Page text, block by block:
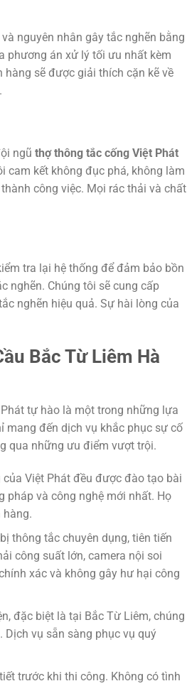
nguyên nhân gây tắc nghẽn bằng
phương án xử lý tối ưu nhất kèm
hàng sẽ được giải thích cặn kẽ về
ngũ thợ thông tắc cống Việt Phát
cam kết không đục phá, không làm
công việc. Mọi rác thải và chất
tra lại hệ thống để đảm bảo bồn
nghẽn. Chúng tôi sẽ cung cấp
nghẽn hiệu quả. Sự hài lòng của
Bắc Từ Liêm Hà
tự hào là một trong những lựa
mang đến dịch vụ khắc phục sự cố
qua những ưu điểm vượt trội.
Việt Phát đều được đào tạo bài
pháp và công nghệ mới nhất. Họ
hàng.
thông tắc chuyên dụng, tiên tiến
công suất lớn, camera nội soi
xác và không gây hư hại công
đặc biệt là tại Bắc Từ Liêm, chúng
vụ sẵn sàng phục vụ quý
trước khi thi công. Không có tình